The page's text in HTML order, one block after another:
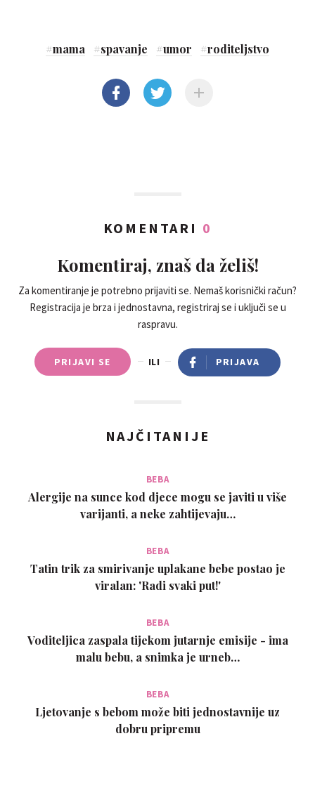
#mama #spavanje #umor #roditeljstvo
KOMENTARI 0
Komentiraj, znaš da želiš!
Za komentiranje je potrebno prijaviti se. Nemaš korisnički račun?
Registracija je brza i jednostavna, registriraj se i uključi se u
raspravu.
PRIJAVI SE ILI PRIJAVA
NAJČITANIJE
BEBA
Alergije na sunce kod djece mogu se javiti u više
varijanti, a neke zahtijevaju…
BEBA
Tatin trik za smirivanje uplakane bebe postao je
viralan: 'Radi svaki put!'
BEBA
Voditeljica zaspala tijekom jutarnje emisije - ima
malu bebu, a snimka je urneb…
BEBA
Ljetovanje s bebom može biti jednostavnije uz
dobru pripremu